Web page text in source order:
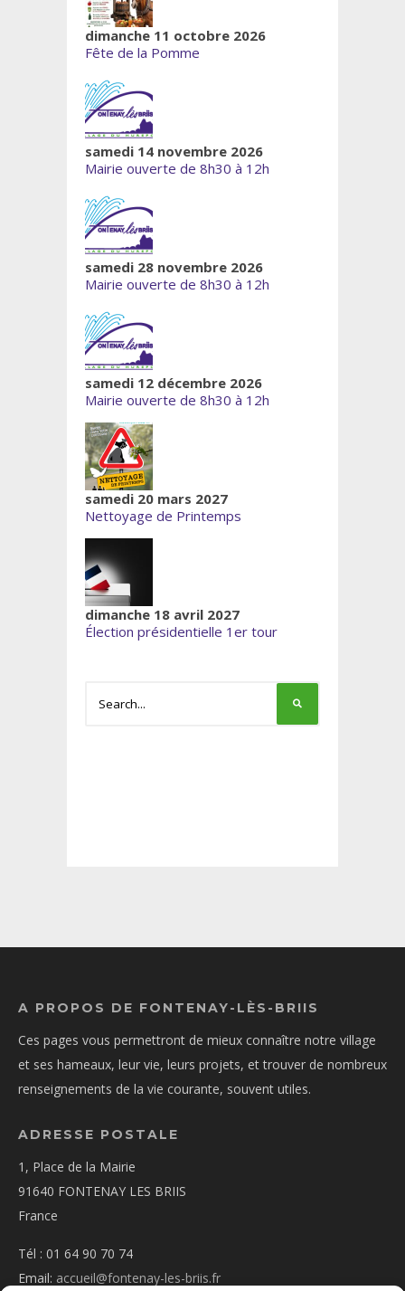
dimanche 11 octobre 2026
Fête de la Pomme
samedi 14 novembre 2026
Mairie ouverte de 8h30 à 12h
samedi 28 novembre 2026
Mairie ouverte de 8h30 à 12h
samedi 12 décembre 2026
Mairie ouverte de 8h30 à 12h
samedi 20 mars 2027
Nettoyage de Printemps
dimanche 18 avril 2027
Élection présidentielle 1er tour
A PROPOS DE FONTENAY-LÈS-BRIIS
Ces pages vous permettront de mieux connaître notre village
et ses hameaux, leur vie, leurs projets, et trouver de nombreux
renseignements de la vie courante, souvent utiles.
ADRESSE POSTALE
1, Place de la Mairie
91640 FONTENAY LES BRIIS
France
Tél : 01 64 90 70 74
Email: accueil@fontenay-les-briis.fr